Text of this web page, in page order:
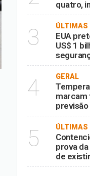
quatro,
3 ÚLTIMAS
EUA
US$ 1
4 GERAL
marcam
previsão
5 ÚLTIMAS
prova
de